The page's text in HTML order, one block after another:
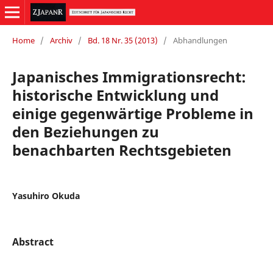
Home / Archiv / Bd. 18 Nr. 35 (2013) / Abhandlungen
Japanisches Immigrationsrecht:
historische Entwicklung und
einige gegenwärtige Probleme in
den Beziehungen zu
benachbarten Rechtsgebieten
Yasuhiro Okuda
Abstract